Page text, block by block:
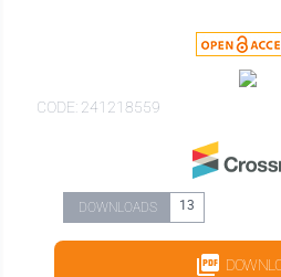
CODE: 241218559
DOWNLOADS 13